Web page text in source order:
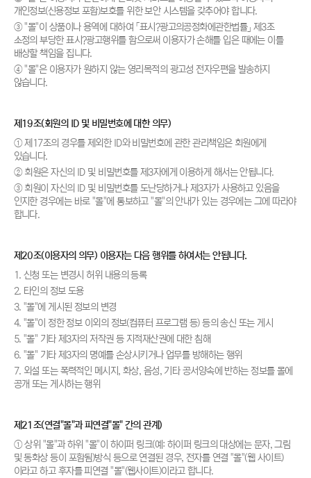
개인정보(신용정보 포함)보호를 위한 보안 시스템을 갖추어야 합니다.
③ "몰"이 상품이나 용역에 대하여 「표시?광고의공정화에관한법률」 제3조
소정의 부당한 표시?광고행위를 함으로써 이용자가 손해를 입은 때에는 이를
배상할 책임을 집니다.
④ "몰"은 이용자가 원하지 않는 영리목적의 광고성 전자우편을 발송하지
않습니다.
제19조(회원의 ID 및 비밀번호에 대한 의무)
① 제17조의 경우를 제외한 ID와 비밀번호에 관한 관리책임은 회원에게
있습니다.
② 회원은 자신의 ID 및 비밀번호를 제3자에게 이용하게 해서는 안됩니다.
③ 회원이 자신의 ID 및 비밀번호를 도난당하거나 제3자가 사용하고 있음을
인지한 경우에는 바로 "몰"에 통보하고 "몰"의 안내가 있는 경우에는 그에 따라야
합니다.
제20조(이용자의 의무) 이용자는 다음 행위를 하여서는 안됩니다.
1. 신청 또는 변경시 허위 내용의 등록
2. 타인의 정보 도용
3. "몰"에 게시된 정보의 변경
4. "몰"이 정한 정보 이외의 정보(컴퓨터 프로그램 등) 등의 송신 또는 게시
5. "몰" 기타 제3자의 저작권 등 지적재산권에 대한 침해
6. "몰" 기타 제3자의 명예를 손상시키거나 업무를 방해하는 행위
7. 외설 또는 폭력적인 메시지, 화상, 음성, 기타 공서양속에 반하는 정보를 몰에
공개 또는 게시하는 행위
제21조(연결"몰"과 피연결"몰" 간의 관계)
① 상위 "몰"과 하위 "몰"이 하이퍼 링크(예: 하이퍼 링크의 대상에는 문자, 그림
및 동화상 등이 포함됨)방식 등으로 연결된 경우, 전자를 연결 "몰"(웹 사이트)
이라고 하고 후자를 피연결 "몰"(웹사이트)이라고 합니다.